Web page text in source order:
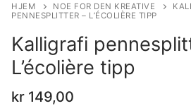
HJEM NOE FOR DEN KREATIVE
PENNESPLITTER – L’ÉCOLIÈRE TIPP
Kalligrafi
L’écolière tipp
kr 149,00